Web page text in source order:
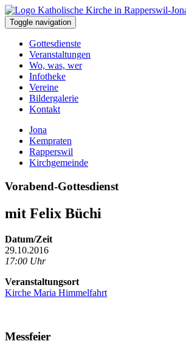
Toggle navigation
Gottesdienste
Veranstaltungen
Wo, was, wer
Infotheke
Vereine
Bildergalerie
Kontakt
Jona
Kempraten
Rapperswil
Kirchgemeinde
Vorabend-Gottesdienst
mit Felix Büchi
Datum/Zeit
29.10.2016
17:00 Uhr
Veranstaltungsort
Kirche Maria Himmelfahrt
Messfeier